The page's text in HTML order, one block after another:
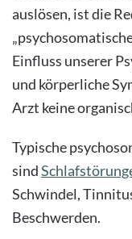
auslösen, ist die
Einfluss unserer
und körperliche
Arzt keine
Typische
sind
Schwindel,
Beschwerden.